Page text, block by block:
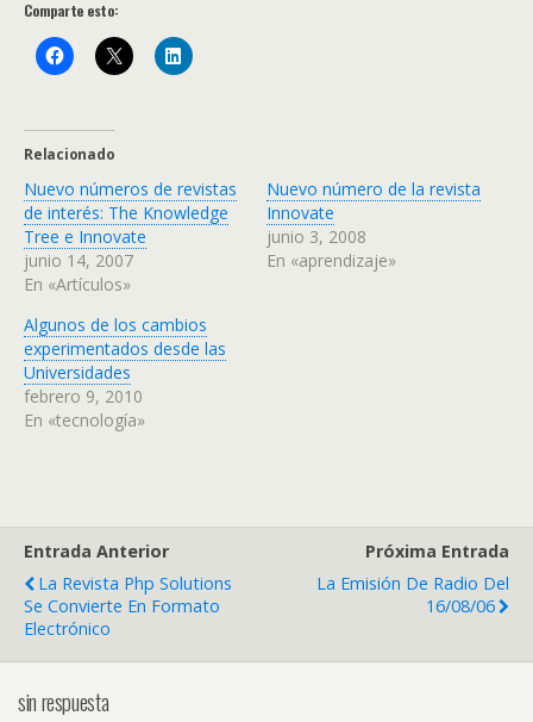
Comparte esto:
Relacionado
Nuevo números de revistas
de interés: The Knowledge
Tree e Innovate
junio 14, 2007
En «Artículos»
Nuevo número de la revista
Innovate
junio 3, 2008
En «aprendizaje»
Algunos de los cambios
experimentados desde las
Universidades
febrero 9, 2010
En «tecnología»
Entrada Anterior
La Revista Php Solutions
Se Convierte En Formato
Electrónico
Próxima Entrada
La Emisión De Radio Del
16/08/06
sin respuesta